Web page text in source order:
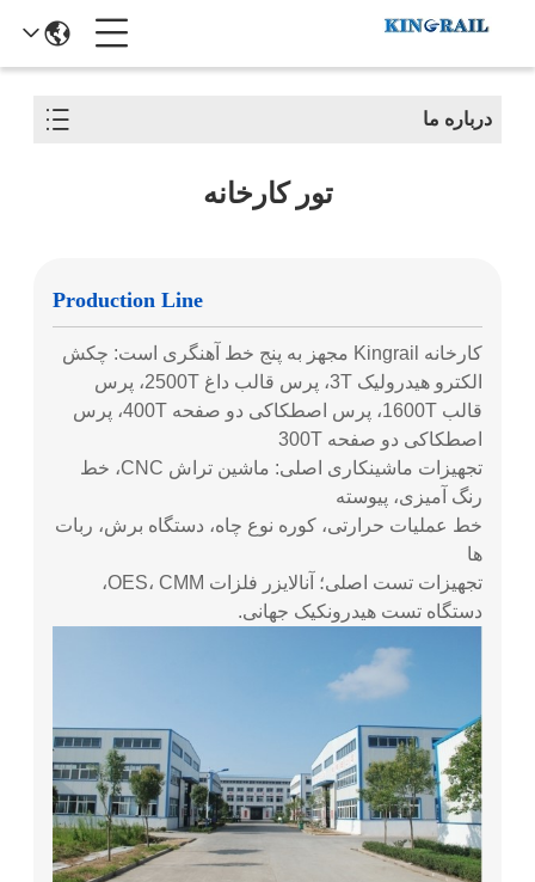
درباره ما
تور کارخانه
Production Line
کارخانه Kingrail مجهز به پنج خط آهنگری است: چکش
الکترو هیدرولیک 3T، پرس قالب داغ 2500T، پرس
قالب 1600T، پرس اصطکاکی دو صفحه 400T، پرس
اصطکاکی دو صفحه 300T
تجهیزات ماشینکاری اصلی: ماشین تراش CNC، خط
رنگ آمیزی، پیوسته
خط عملیات حرارتی، کوره نوع چاه، دستگاه برش، ربات
ها
تجهیزات تست اصلی؛ آنالایزر فلزات OES، CMM،
دستگاه تست هیدرونکیک جهانی.